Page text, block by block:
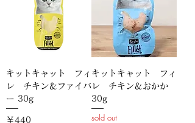
キットキャット フィ
レ チキン＆ファイバ
ー 30g
価格
￥440
キットキャット フィ
レ チキン＆おかか
30g
sold out